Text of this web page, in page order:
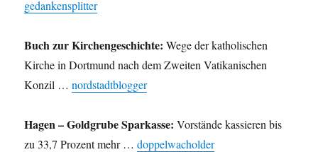
gedankensplitter
Buch zur Kirchengeschichte: Wege der katholischen
Kirche in Dortmund nach dem Zweiten Vatikanischen
Konzil …nordstadtblogger
Hagen – Goldgrube Sparkasse: Vorstände kassieren bis
zu 33,7 Prozent mehr …doppelwacholder